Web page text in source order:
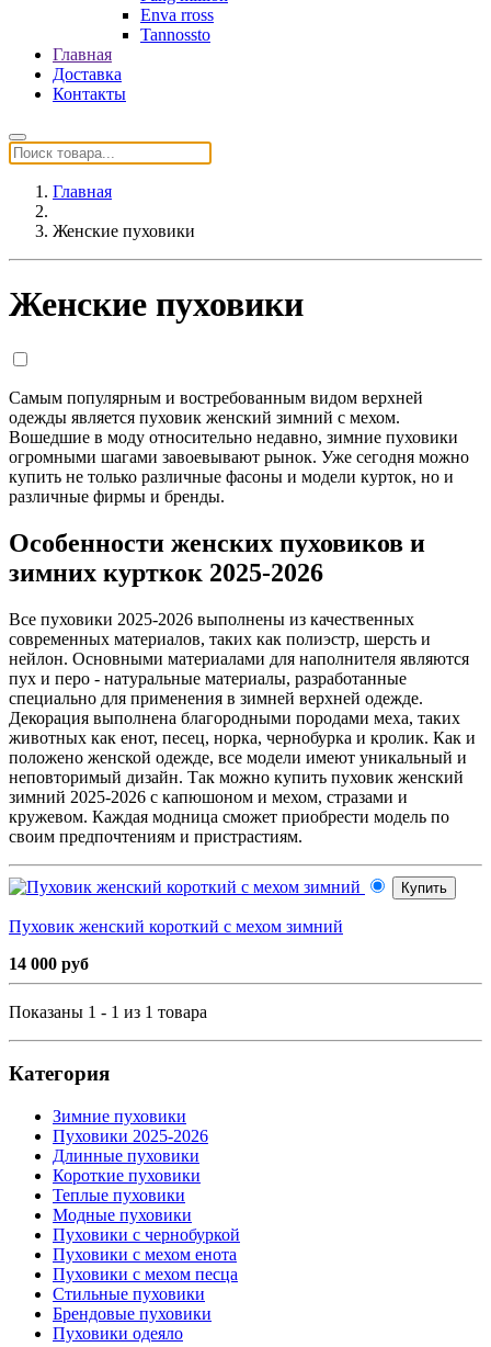
Enva rross
Tannossto
Главная
Доставка
Контакты
Главная
Женские пуховики
Женские пуховики
Самым популярным и востребованным видом верхней
одежды является пуховик женский зимний с мехом.
Вошедшие в моду относительно недавно, зимние пуховики
огромными шагами завоевывают рынок. Уже сегодня можно
купить не только различные фасоны и модели курток, но и
различные фирмы и бренды.
Особенности женских пуховиков и
зимних курткок 2025-2026
Все пуховики 2025-2026 выполнены из качественных
современных материалов, таких как полиэстр, шерсть и
нейлон. Основными материалами для наполнителя являются
пух и перо - натуральные материалы, разработанные
специально для применения в зимней верхней одежде.
Декорация выполнена благородными породами меха, таких
животных как енот, песец, норка, чернобурка и кролик. Как и
положено женской одежде, все модели имеют уникальный и
неповторимый дизайн. Так можно купить пуховик женский
зимний 2025-2026 с капюшоном и мехом, стразами и
кружевом. Каждая модница сможет приобрести модель по
своим предпочтениям и пристрастиям.
Купить
Пуховик женский короткий с мехом зимний
14 000 руб
Показаны 1 - 1 из 1 товара
Категория
Зимние пуховики
Пуховики 2025-2026
Длинные пуховики
Короткие пуховики
Теплые пуховики
Модные пуховики
Пуховики с чернобуркой
Пуховики с мехом енота
Пуховики с мехом песца
Стильные пуховики
Брендовые пуховики
Пуховики одеяло